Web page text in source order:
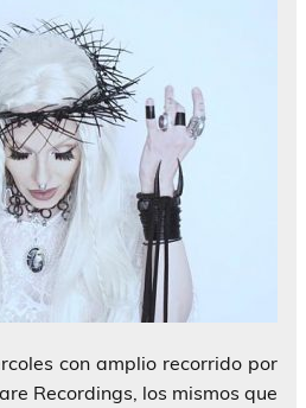
con amplio recorrido por
Recordings, los mismos que